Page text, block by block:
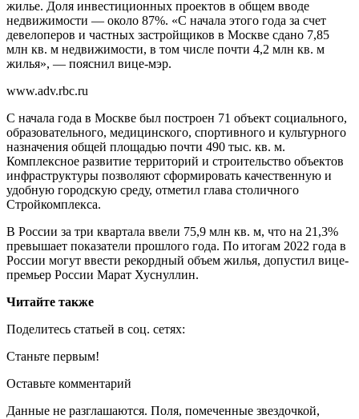
жилье. Доля инвестиционных проектов в общем вводе
недвижимости — около 87%. «С начала этого года за счет
девелоперов и частных застройщиков в Москве сдано 7,85
млн кв. м недвижимости, в том числе почти 4,2 млн кв. м
жилья», — пояснил вице-мэр.
www.adv.rbc.ru
С начала года в Москве был построен 71 объект социального,
образовательного, медицинского, спортивного и культурного
назначения общей площадью почти 490 тыс. кв. м.
Комплексное развитие территорий и строительство объектов
инфраструктуры позволяют сформировать качественную и
удобную городскую среду, отметил глава столичного
Стройкомплекса.
В России за три квартала ввели 75,9 млн кв. м, что на 21,3%
превышает показатели прошлого года. По итогам 2022 года в
России могут ввести рекордный объем жилья, допустил вице-
премьер России Марат Хуснуллин.
Читайте также
Поделитесь статьей в соц. сетях:
Станьте первым!
Оставьте комментарий
Данные не разглашаются. Поля, помеченные звездочкой,